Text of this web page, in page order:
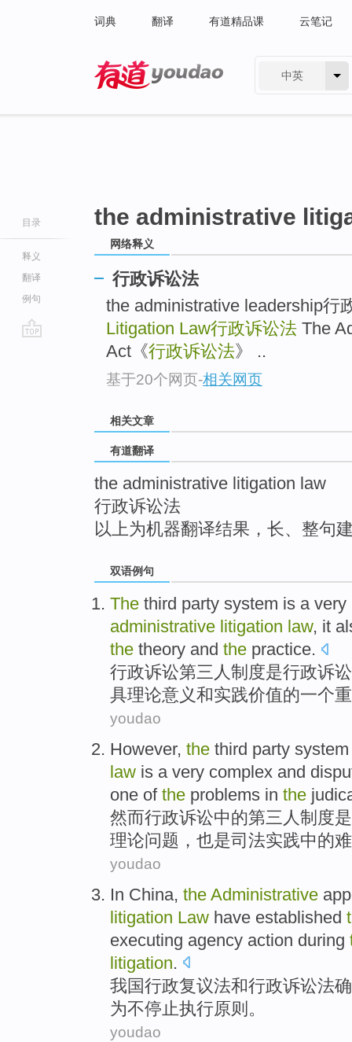
词典 翻译 有道精品课 云笔记
中英
目录
释义
翻译
例句
the administrative
网络释义
行政诉讼法
the administrative leadership行
Litigation Law行政诉讼法 The
Act《行政诉讼法》 ..
基于20个网页-相关网页
相关文章
有道翻译
the administrative litigation law
行政诉讼法
以上为机器翻译结果，长、整句
双语例句
The third party system is a very
administrative litigation law, it
the theory and the practice.
行政诉讼第三人制度是行政诉
具理论意义和实践价值的一个
youdao
However, the third party system
law is a very complex and
one of the problems in the
然而行政诉讼中的第三 人 制度是
理论问题 ， 也是司法实践中的
youdao
In China, the Administrative
litigation Law have established
executing agency action during
litigation.
我国行政复议法和行政诉讼法
为不停止执行原则 。
youdao